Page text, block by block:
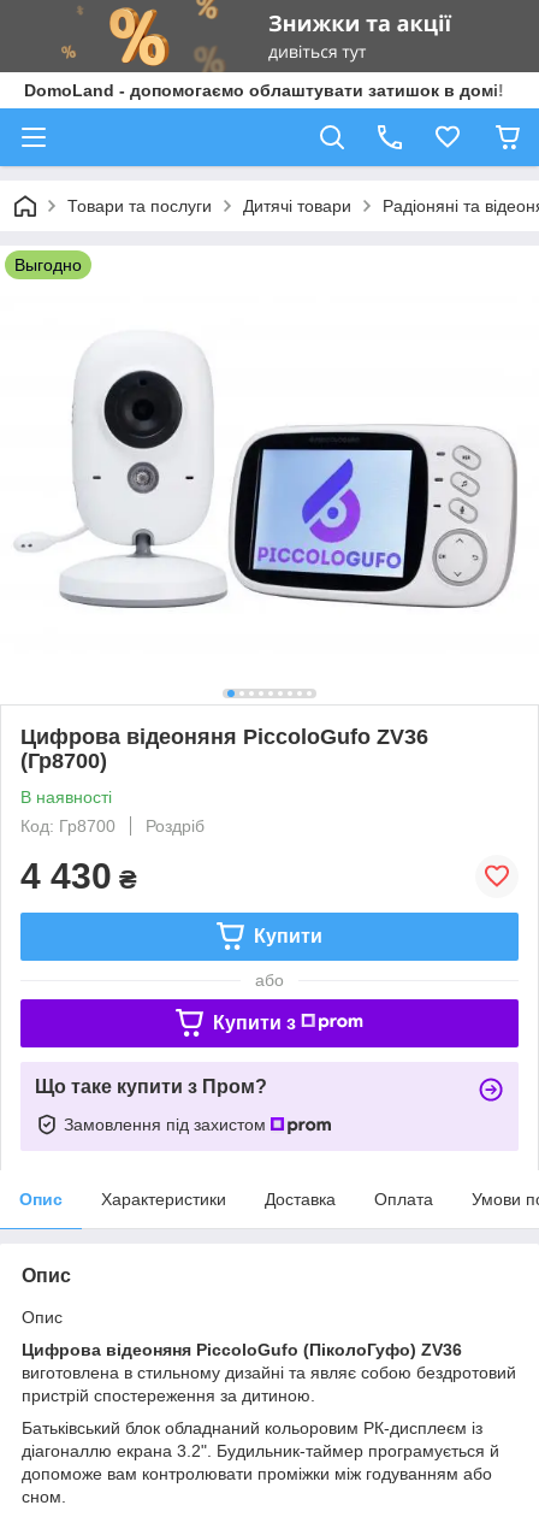
DomoLand - допомогаємо облаштувати затишок в домі!
Товари та послуги Дитячі товари Радіоняні та
Выгодно
Цифрова відеоняня PiccoloGufo ZV36
(Гр8700)
В наявності
Код: Гр8700
Роздріб
4 430 ₴
Купити
або
Купити з
Що таке купити з Пром?
Замовлення під захистом
Опис Характеристики Доставка Оплата Умови
Опис
Опис
Цифрова відеоняня PiccoloGufo (ПіколоГуфо) ZV36
виготовлена в стильному дизайні та являє собою бездротовий
пристрій спостереження за дитиною.
Батьківський блок обладнаний кольоровим РК-дисплеєм із
діагоналлю екрана 3.2". Будильник-таймер програмується й
допоможе вам контролювати проміжки між годуванням або
сном.